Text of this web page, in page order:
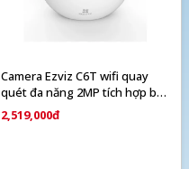
Camera Ezviz C6T wifi quay
quét đa năng 2MP tích hợp báo
động
2,519,000đ